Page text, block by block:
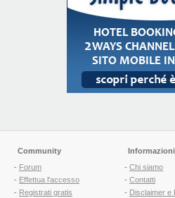
Community
- Forum
- Effettua l'accesso
- Registrati gratis
Informazioni
- Chi siamo
- Contatti
- Disclaimer e